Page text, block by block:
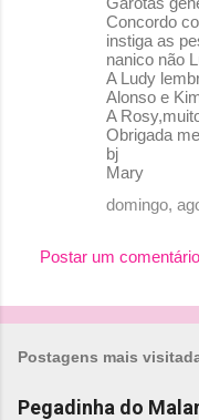
Concordo
instiga as
nanico não
A Ludy
Alonso e
A
Obrigada
bj
Mary
domingo,
Postar um comentário
Postagens mais
Pegadinha do